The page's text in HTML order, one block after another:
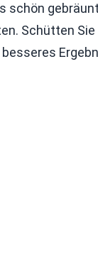
schön
Schütten